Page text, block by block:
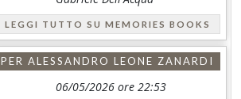
LEGGI TUTTO SU MEMORIES BOOKS
PER ALESSANDRO LEONE ZANARDI
06/05/2026 ore 22:53